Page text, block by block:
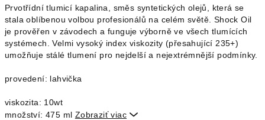
Prvotřídní tlumicí kapalina, směs syntetických olejů, která se
stala oblíbenou volbou profesionálů na celém světě. Shock Oil
je prověřen v závodech a funguje výborně ve všech tlumících
systémech. Velmi vysoký index viskozity (přesahující 235+)
umožňuje stálé tlumení pro nejdelší a nejextrémnější podmínky.
provedení: lahvička
viskozita: 10wt
množství: 475 ml Zobraziť viac 